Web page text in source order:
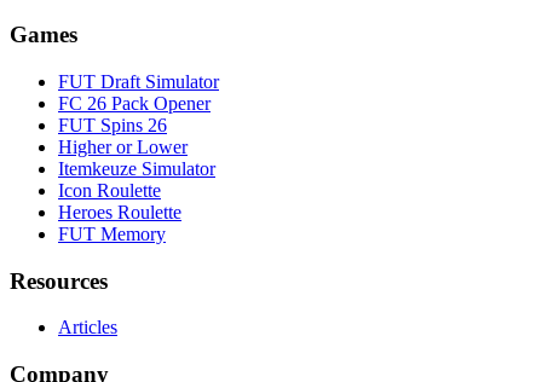
Games
FUT Draft Simulator
FC 26 Pack Opener
FUT Spins 26
Higher or Lower
Itemkeuze Simulator
Icon Roulette
Heroes Roulette
FUT Memory
Resources
Articles
Company